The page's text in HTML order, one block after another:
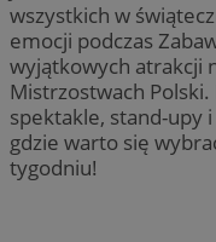
wszystkich w
emocji podczas
wyjątkowych atrakcji
Mistrzostwach
spektakle, stand-upy
gdzie warto się
tygodniu!